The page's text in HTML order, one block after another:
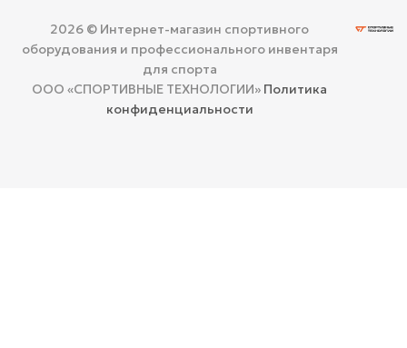
2026 © Интернет-магазин спортивного
оборудования и профессионального инвентаря
для спорта
ООО «СПОРТИВНЫЕ ТЕХНОЛОГИИ» Политика
конфиденциальности